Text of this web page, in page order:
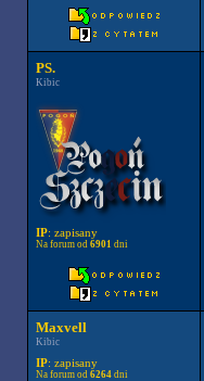
PS.
Kibic
IP: zapisany
Na forum od 6901 dni
Maxvell
Kibic
IP: zapisany
Na forum od 6264dni